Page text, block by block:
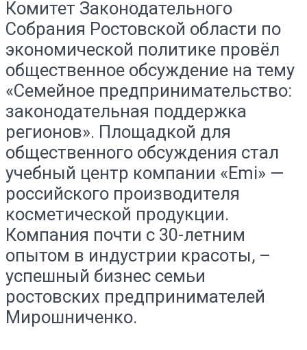
Комитет Законодательного
Собрания Ростовской области по
экономической политике провёл
общественное обсуждение на тему
«Семейное предпринимательство:
законодательная поддержка
регионов». Площадкой для
общественного обсуждения стал
учебный центр компании «Emi» —
российского производителя
косметической продукции.
Компания почти с 30-летним
опытом в индустрии красоты, –
успешный бизнес семьи
ростовских предпринимателей
Мирошниченко.